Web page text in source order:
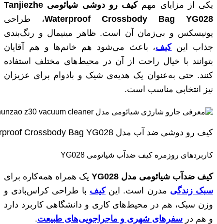
یکی از مزایای مهمکیف رو دوشی شیائومی Tanjiezhe
Waterproof Crossbody Bag YG028، طراحی
یونیسکس و بی‌زمان آن است. ظاهر مینیمال و رنگ‌بندی
جذاب اینکیف، باعث می‌شود هم خانم‌ها و هم آقایان
بتوانند با خیال راحت از آن در محیط‌های مختلف استفاده
کنند. حتی به‌عنوان یک هدیه‌ی شیک و بادوام برای عزیزان
نیز انتخابی مناسب است.
کیف رو دوشی ضد آب مدل Xiaomi Tanjiezhe Waterproof Crossbody Bag YG028
کاربردهای روزمره کیف ضدآب شیائومی YG028
کیف ضدآب شیائومی مدل
یک همراه همه‌کاره برای
سبک زندگی مدرن است. اینکیف با طراحی کراس‌بادی و
وزن سبک، هم در محیط‌های کاری و دانشگاهی کاربرد دارد
و هم در سفرهای شهری و ماجراجویی‌های طبیعت.